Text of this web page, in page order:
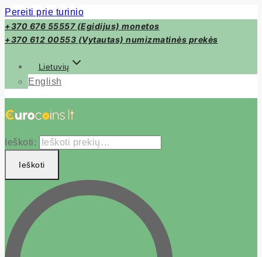
Pereiti prie turinio
+370 676 55557 (Egidijus) monetos
+370 612 00553 (Vytautas) numizmatinės prekės
Lietuvių
English
Ieškoti:
Ieškoti